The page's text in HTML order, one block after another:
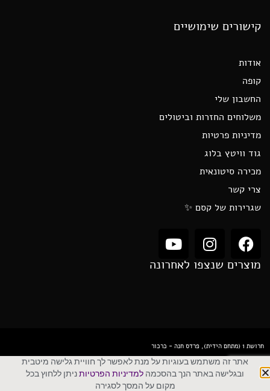
קישורים שימושיים
אודות
קופה
החשבון שלי
משלוחים החזרות וביטולים
מדיניות פרטיות
גוד וויטץ בלוג
מכירה סיטונאית
צרי קשר
שגרירות של קסם ✨
מוצרים שנצפו לאחרונה
חרושת 1 (מתחם הידית), פרדס חנה - כרכור
אתר זה משתמש בעוגיות על מנת לאפשר לך חוויית גלישה מיטבית
ובגלישה באתר הנך בהסכמה למדיניות הפרטיות ניתן ללחוץ בכל
מקום על המסך לסגירה